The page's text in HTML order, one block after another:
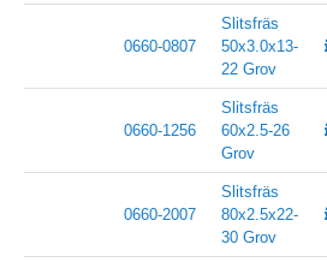
0660-0807
Slitsfräs
50x3.0x13-
22 Grov
0660-1256
Slitsfräs
60x2.5-26
Grov
0660-2007
Slitsfräs
80x2.5x22-
30 Grov